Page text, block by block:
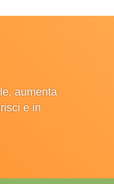
aumenta
e in